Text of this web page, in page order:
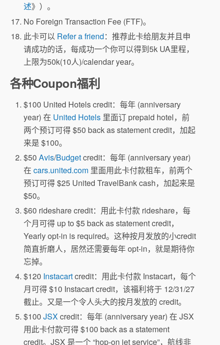
述》）。
No Foreign Transaction Fee (FTF)。
此卡可以 Refer a friend：推荐此卡给朋友并且申
请成功的话，每成功一个你可以得到5k UA里程，
上限为50k(10人)/calendar year。
各种Coupon福利
$100 United Hotels credit：每年 (anniversary
year) 在 United Hotels 里面订 prepaid hotel，前
两个预订可得 $50 back as statement credit，加起
来是 $100。
$50Avis/Budgetcredit：每年 (anniversary year)
在cars.united.com 里面用此卡付款租车，前两个
预订可得 $25 United TravelBank cash，加起来是
$50。
$60 rideshare credit：用此卡付款 rideshare，每
个月可得 up to $5 back as statement credit，
Yearly opt-in is required。这种按月发放的小credit
简直折磨人，居然还需要每年 opt-in，就是期待你
忘掉。
$120 Instacartcredit：用此卡付款 Instacart，每个
月可得 $10 Instacart credit，该福利将于 12/31/27
截止。又是一个令人头大的按月发放的 credit。
$100JSXcredit：每年 (anniversary year) 在 JSX
用此卡付款可得 $100 back as a statement
credit。JSX 是一个 “hop-on jet service”，航线非